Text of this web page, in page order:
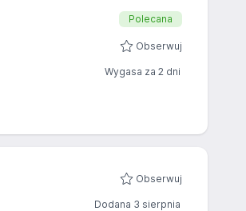
Polecana
Obserwuj
Wygasa za 2 dni
Obserwuj
Dodana 3 sierpnia